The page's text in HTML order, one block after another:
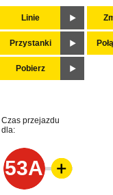
Linie
Przystanki
Pobierz
Czas przejazdu
dla:
53A